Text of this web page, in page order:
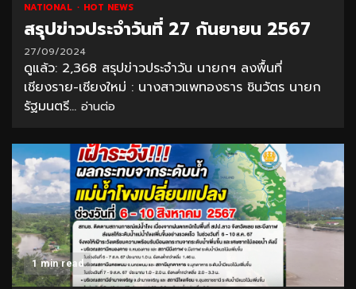
NATIONAL HOT NEWS
สรุปข่าวประจำวันที่ 27 กันยายน 2567
27/09/2024
ดูแล้ว: 2,368 สรุปข่าวประจำวัน นายกฯ ลงพื้นที่
เชียงราย-เชียงใหม่ : นางสาวแพทองธาร ชินวัตร นายก
รัฐมนตรี... อ่านต่อ
1 min read